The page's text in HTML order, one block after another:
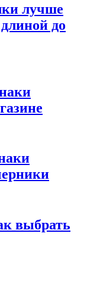
лучше
до
выбрать